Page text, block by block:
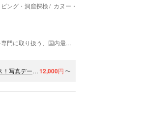
ング・洞窟探検 カヌー・カヤック
【宮古島/半日】参加者数全国No.1*！SUP/カヌー＆ウミガメシュノーケリング2大定番半日コース！写真データ&島内送迎無料！12,000円 〜